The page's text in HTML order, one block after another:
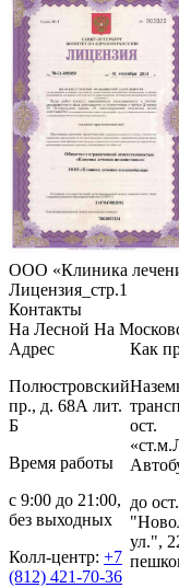
ООО «Клиника
Лицензия_стр.1
Контакты
На Лесной На
Адрес
Полюстровский
пр., д. 68А лит.
Б
Время работы
с 9:00 до 21:00,
без выходных
Колл-центр: +7
(812) 421-70-36
Как
ост.
до ост.
ул.",